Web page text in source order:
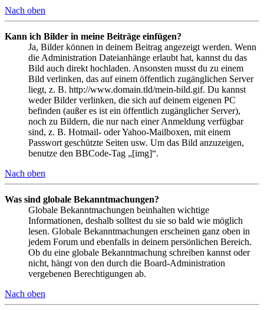
Nach oben
Kann ich Bilder in meine Beiträge einfügen?
Ja, Bilder können in deinem Beitrag angezeigt werden. Wenn
die Administration Dateianhänge erlaubt hat, kannst du das
Bild auch direkt hochladen. Ansonsten musst du zu einem
Bild verlinken, das auf einem öffentlich zugänglichen Server
liegt, z. B. http://www.domain.tld/mein-bild.gif. Du kannst
weder Bilder verlinken, die sich auf deinem eigenen PC
befinden (außer es ist ein öffentlich zugänglicher Server),
noch zu Bildern, die nur nach einer Anmeldung verfügbar
sind, z. B. Hotmail- oder Yahoo-Mailboxen, mit einem
Passwort geschützte Seiten usw. Um das Bild anzuzeigen,
benutze den BBCode-Tag „[img]“.
Nach oben
Was sind globale Bekanntmachungen?
Globale Bekanntmachungen beinhalten wichtige
Informationen, deshalb solltest du sie so bald wie möglich
lesen. Globale Bekanntmachungen erscheinen ganz oben in
jedem Forum und ebenfalls in deinem persönlichen Bereich.
Ob du eine globale Bekanntmachung schreiben kannst oder
nicht, hängt von den durch die Board-Administration
vergebenen Berechtigungen ab.
Nach oben